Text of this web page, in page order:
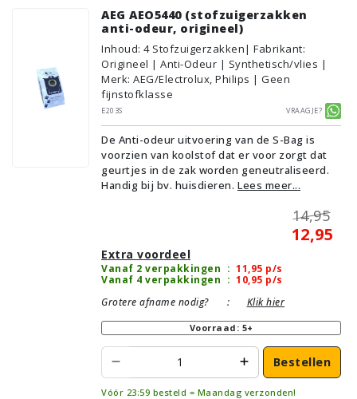
AEG AEO5440 (stofzuigerzakken
anti-odeur, origineel)
Inhoud: 4 Stofzuigerzakken| Fabrikant:
Origineel | Anti-Odeur | Synthetisch/vlies |
Merk: AEG/Electrolux, Philips | Geen
fijnstofklasse
E203S
Vraagje?
De Anti-odeur uitvoering van de S-Bag is
voorzien van koolstof dat er voor zorgt dat
geurtjes in de zak worden geneutraliseerd.
Handig bij bv. huisdieren. Lees meer...
14,95
12,95
Extra voordeel
Vanaf 2 verpakkingen : 11,95 p/s
Vanaf 4 verpakkingen : 10,95 p/s
Grotere afname nodig?
: Klik hier
Voorraad: 5+
Bestellen
Vóór 23:59 besteld = Maandag verzonden!